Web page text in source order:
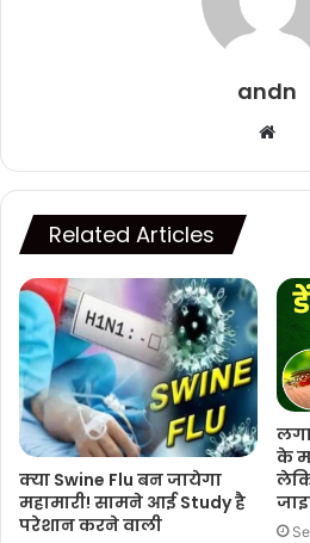
andn
Related Articles
क्या Swine Flu बन जायेगा
महामारी! सामने आई Study है
परेशान करने वाली
के